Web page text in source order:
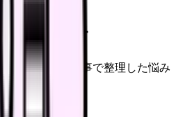
人を探す
など、この記事で整理した悩み